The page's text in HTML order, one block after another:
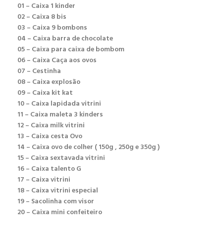
01 – Caixa 1 kinder
02 – Caixa 8 bis
03 – Caixa 9 bombons
04 – Caixa barra de chocolate
05 – Caixa para caixa de bombom
06 – Caixa Caça aos ovos
07 – Cestinha
08 – Caixa explosão
09 – Caixa kit kat
10 – Caixa lapidada vitrini
11 – Caixa maleta 3 kinders
12 – Caixa milk vitrini
13 – Caixa cesta Ovo
14 – Caixa ovo de colher ( 150g , 250g e 350g )
15 – Caixa sextavada vitrini
16 – Caixa talento G
17 – Caixa vitrini
18 – Caixa vitrini especial
19 – Sacolinha com visor
20 – Caixa mini confeiteiro